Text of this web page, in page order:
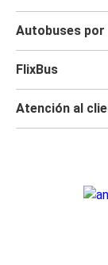
Autobuses por
FlixBus
Atención al